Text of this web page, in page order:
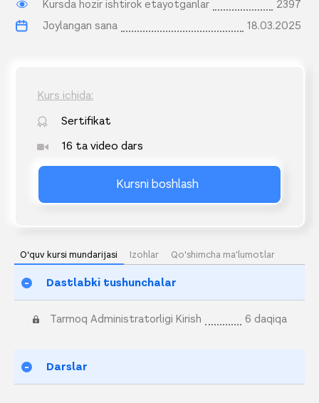
Kursda hozir ishtirok etayotganlar
2397
Joylangan sana
18.03.2025
Kurs ichida:
Sertifikat
16 ta video dars
Kursni boshlash
O‘quv kursi mundarijasi Izohlar Qo'shimcha ma'lumotlar
Dastlabki tushunchalar
Tarmoq Administratorligi Kirish 6 daqiqa
Darslar